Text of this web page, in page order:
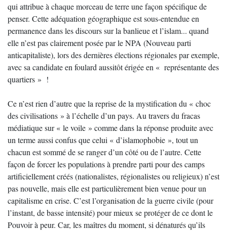
qui attribue à chaque morceau de terre une façon spécifique de
penser. Cette adéquation géographique est sous-entendue en
permanence dans les discours sur la banlieue et l’islam... quand
elle n’est pas clairement posée par le NPA (Nouveau parti
anticapitaliste), lors des dernières élections régionales par exemple,
avec sa candidate en foulard aussitôt érigée en « représentante des
quartiers » !
Ce n’est rien d’autre que la reprise de la mystification du « choc
des civilisations » à l’échelle d’un pays. Au travers du fracas
médiatique sur « le voile » comme dans la réponse produite avec
un terme aussi confus que celui « d’islamophobie », tout un
chacun est sommé de se ranger d’un côté ou de l’autre. Cette
façon de forcer les populations à prendre parti pour des camps
artificiellement créés (nationalistes, régionalistes ou religieux) n’est
pas nouvelle, mais elle est particulièrement bien venue pour un
capitalisme en crise. C’est l’organisation de la guerre civile (pour
l’instant, de basse intensité) pour mieux se protéger de ce dont le
Pouvoir à peur. Car, les maîtres du moment, si dénaturés qu’ils